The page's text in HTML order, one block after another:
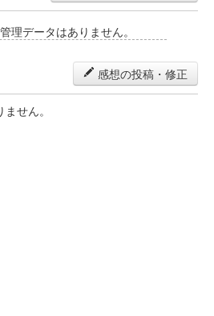
理データはありません。
感想の投稿・修正
せん。